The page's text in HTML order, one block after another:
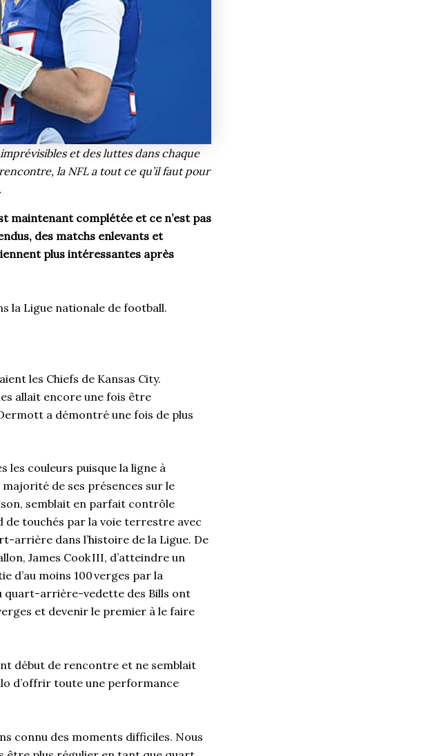
et des luttes dans chaque
la NFL a tout ce qu’il faut pour
maintenant complétée et ce n’est pas
des matchs enlevants et
plus intéressantes après
la Ligue nationale de football.
les Chiefs de Kansas City.
allait encore une fois être
a démontré une fois de plus
les couleurs puisque la ligne à
de ses présences sur le
semblait en parfait contrôle
de touchés par la voie terrestre avec
arrière dans l’histoire de la Ligue. De
James Cook III, d’atteindre un
d’au moins 100 verges par la
quart-arrière-vedette des Bills ont
et devenir le premier à le faire
début de rencontre et ne semblait
d’offrir toute une performance
connu des moments difficiles. Nous